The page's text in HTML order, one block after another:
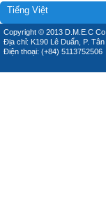
Tiếng Việt
Copyright © 2013 D.M.E.C
Địa chỉ: K190 Lê Duẩn, P.
Điện thoại: (+84) 5113752506